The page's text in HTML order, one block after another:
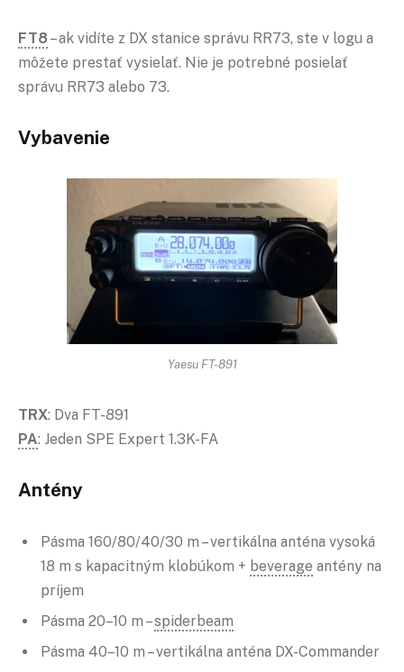
FT8– ak vidíte z DX stanice správu RR73, ste v logu a
môžete prestať vysielať. Nie je potrebné posielať
správu RR73 alebo 73.
Vybavenie
Yaesu FT-891
TRX: Dva FT-891
PA: Jeden SPE Expert 1.3K-FA
Antény
Pásma 160/80/40/30 m – vertikálna anténa vysoká
18 m s kapacitným klobúkom + beverage antény na
príjem
Pásma 20–10 m –spiderbeam
Pásma 40–10 m – vertikálna anténa DX-Commander